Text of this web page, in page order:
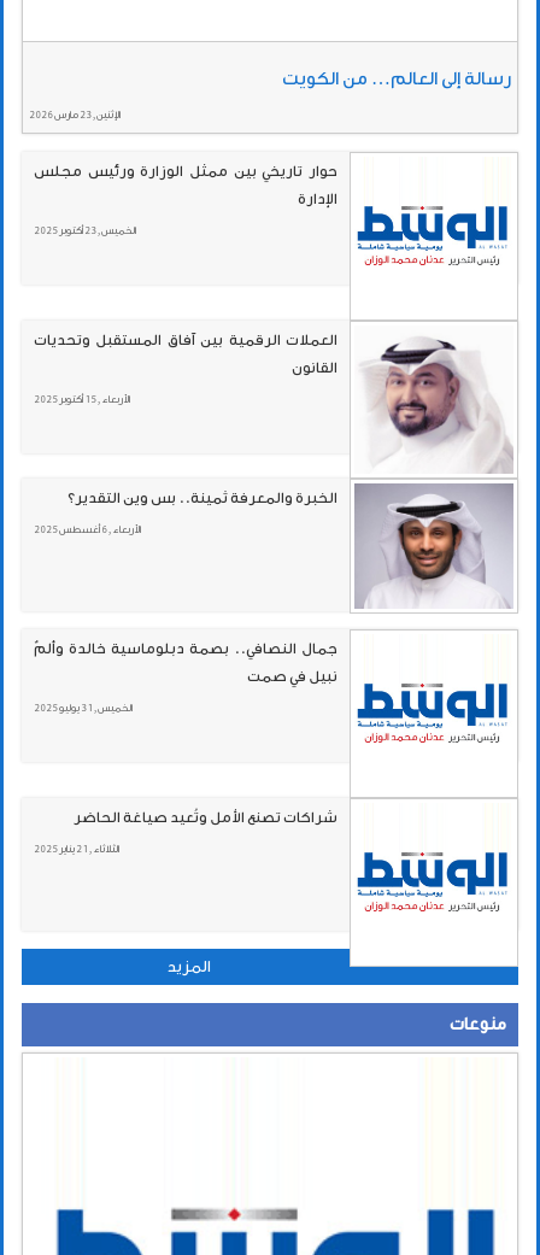
رسالة إلى العالم… من الكويت
الإثنين , 23 مارس 2026
حوار تاريخي بين ممثل الوزارة ورئيس مجلس
الإدارة
الخميس , 23 أكتوبر 2025
العملات الرقمية بين آفاق المستقبل وتحديات
القانون
الأربعاء , 15 أكتوبر 2025
الخبرة والمعرفة ثمينة.. بس وين التقدير؟
الأربعاء , 6 أغسطس 2025
جمال النصافي.. بصمة دبلوماسية خالدة وألمٌ
نبيل في صمت
الخميس , 31 يوليو 2025
شراكات تصنع الأمل وتُعيد صياغة الحاضر
الثلاثاء , 21 يناير 2025
المزيد
منوعات